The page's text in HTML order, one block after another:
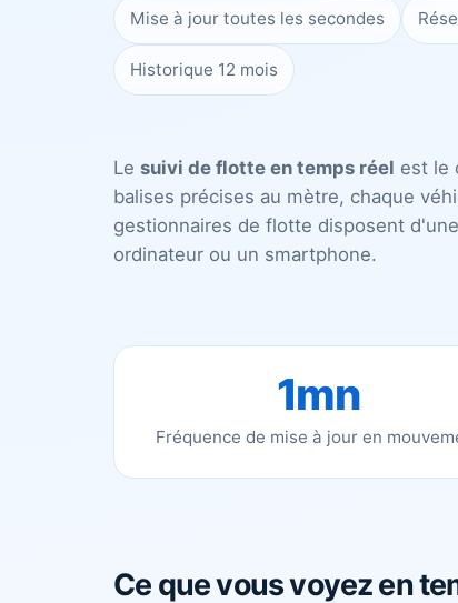
Mise à jour toutes les secondes
Historique 12 mois
Le suivi de flotte en temps réel est le
balises précises au mètre, chaque
gestionnaires de flotte disposent
ordinateur ou un smartphone.
1mn
Fréquence de mise à jour en
Ce que vous voyez en